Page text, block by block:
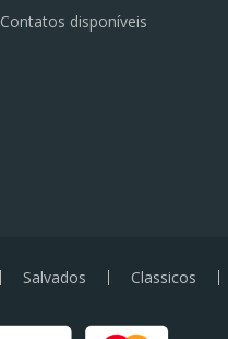
Contatos disponíveis
Salvados Classicos